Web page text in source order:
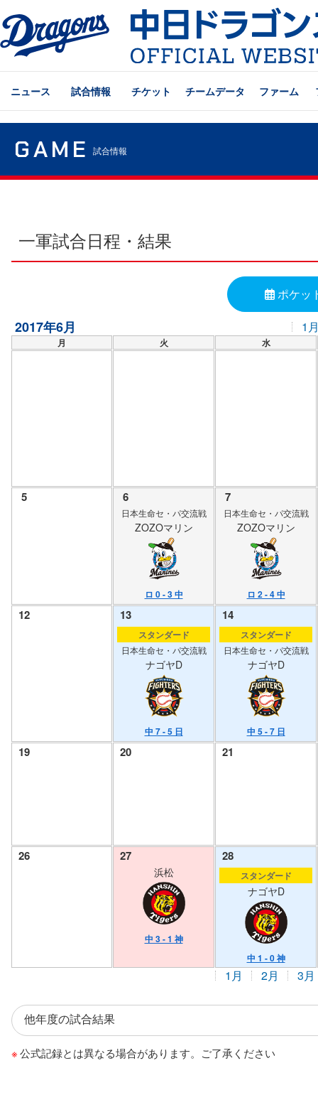
ニュース 試合情報 チケット チームデータ ファーム
GAME 試合情報
一軍試合日程・結果
ポケッ
2017年6月 1
月 火 水
5 6
日本生命セ・パ交流戦
ZOZOマリン
ロ 0 - 3 中
7
日本生命セ・パ交流戦
ZOZOマリン
ロ 2 - 4 中
12 13
スタンダード
日本生命セ・パ交流戦
ナゴヤD
中 7 - 5 日
14
スタンダード
日本生命セ・パ交流戦
ナゴヤD
中 5 - 7 日
19 20 21
26 27
浜松
中 3 - 1 神
28
スタンダード
ナゴヤD
中 1 - 0 神
1月 2月 3月
公式記録とは異なる場合があります。ご了承ください